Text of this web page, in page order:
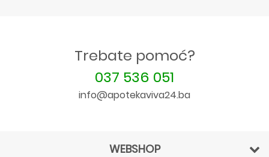
Trebate pomoć?
037 536 051
info@apotekaviva24.ba
WEBSHOP